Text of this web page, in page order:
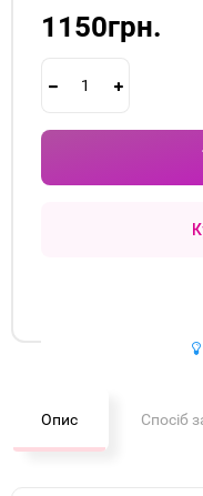
1150грн.
Опис Спосіб